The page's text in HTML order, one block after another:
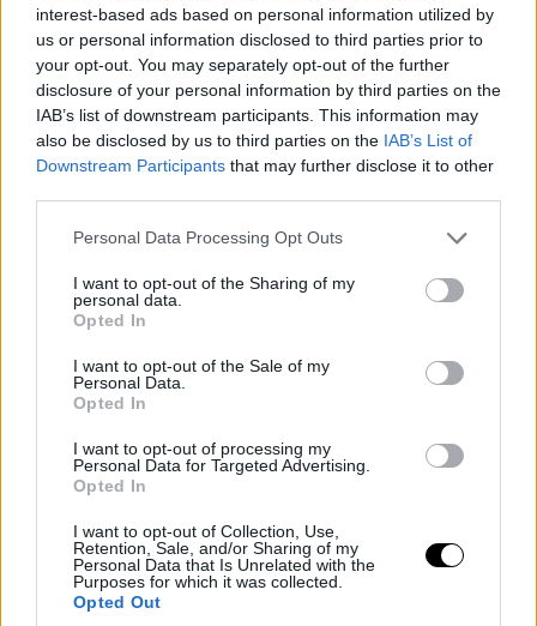
interest-based ads based on personal information utilized by
us or personal information disclosed to third parties prior to
your opt-out. You may separately opt-out of the further
disclosure of your personal information by third parties on the
IAB’s list of downstream participants. This information may
also be disclosed by us to third parties on the IAB’s List of
Downstream Participants that may further disclose it to other
Please note that this website/app uses one or more Google
not limited to your visit or usage behaviour. You may click to
grant or deny consent to Google and its third-party tags to
use your data for below specified purposes in below Google
consent section.
Personal Data Processing Opt Outs
I want to opt-out of the Sharing of my
personal data.
Opted In
I want to opt-out of the Sale of my
Personal Data.
Opted In
I want to opt-out of processing my
Personal Data for Targeted Advertising.
Opted In
I want to opt-out of Collection, Use,
Retention, Sale, and/or Sharing of my
Personal Data that Is Unrelated with the
Purposes for which it was collected.
Opted Out